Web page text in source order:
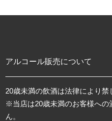
アルコール販売について
20歳未満の飲酒は法律により禁
※当店は20歳未満のお客様への
ん。